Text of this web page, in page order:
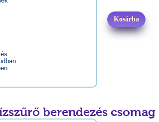
Kosárba
berendezés csomag